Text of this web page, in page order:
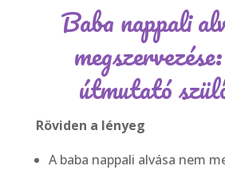
Baba nappali
útmutató
Röviden a lényeg
A baba nappali alvása nem